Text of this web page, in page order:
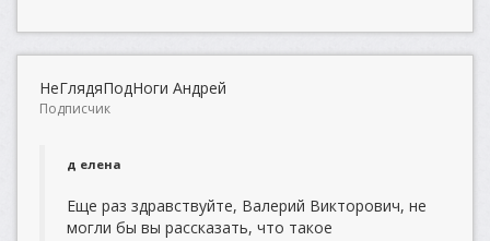
НеГлядяПодНоги Андрей
Подписчик
д елена
Еще раз здравствуйте, Валерий Викторович, не
могли бы вы рассказать, что такое